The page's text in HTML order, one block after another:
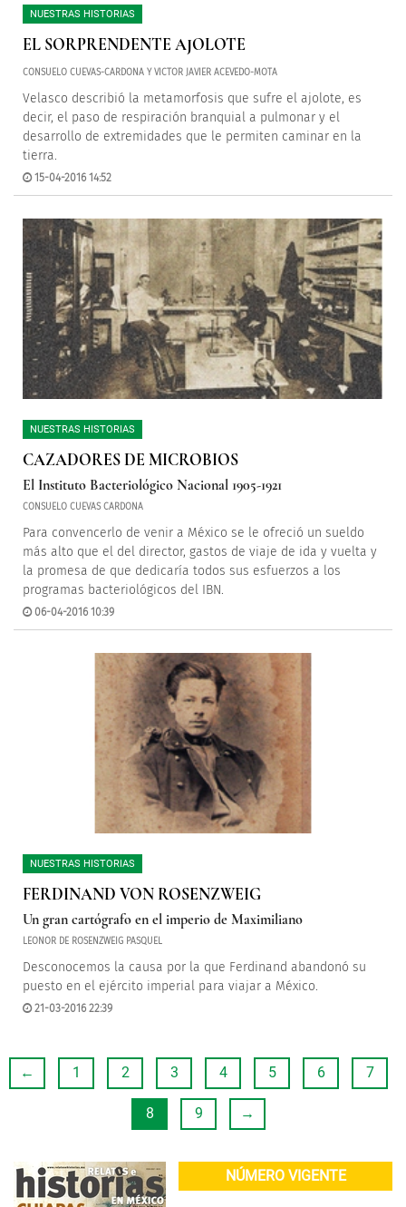
NUESTRAS HISTORIAS
EL SORPRENDENTE AJOLOTE
CONSUELO CUEVAS-CARDONA Y VICTOR JAVIER ACEVEDO-MOTA
Velasco describió la metamorfosis que sufre el ajolote, es
decir, el paso de respiración branquial a pulmonar y el
desarrollo de extremidades que le permiten caminar en la
tierra.
15-04-2016 14:52
NUESTRAS HISTORIAS
CAZADORES DE MICROBIOS
El Instituto Bacteriológico Nacional 1905-1921
CONSUELO CUEVAS CARDONA
Para convencerlo de venir a México se le ofreció un sueldo
más alto que el del director, gastos de viaje de ida y vuelta y
la promesa de que dedicaría todos sus esfuerzos a los
programas bacteriológicos del IBN.
06-04-2016 10:39
NUESTRAS HISTORIAS
FERDINAND VON ROSENZWEIG
Un gran cartógrafo en el imperio de Maximiliano
LEONOR DE ROSENZWEIG PASQUEL
Desconocemos la causa por la que Ferdinand abandonó su
puesto en el ejército imperial para viajar a México.
21-03-2016 22:39
← 1 2 3 4 5 6 7
8 9 →
NÚMERO VIGENTE